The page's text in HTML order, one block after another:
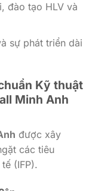
đào tạo HLV và
sự phát triển dài
Kỹ thuật
Minh Anh
được xây
các tiêu
(IFP).